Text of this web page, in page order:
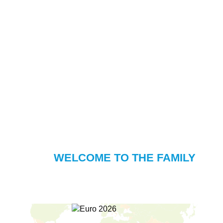
WELCOME TO THE FAMILY